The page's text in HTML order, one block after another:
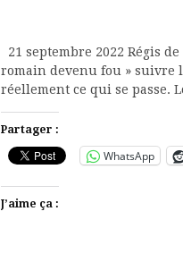
21 septembre 2022 Régis
romain devenu fou » suivre
réellement ce qui se passe.
Partager :
WhatsApp
J’aime ça :